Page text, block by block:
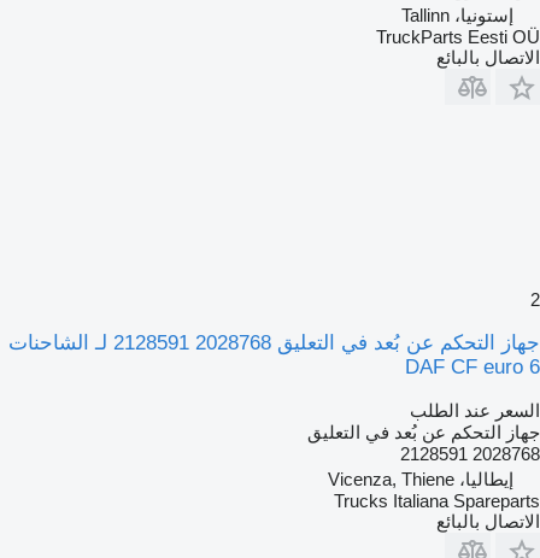
إستونيا، Tallinn
TruckParts Eesti OÜ
الاتصال بالبائع
2
جهاز التحكم عن بُعد في التعليق 2028768 2128591 لـ الشاحنات
DAF CF euro 6
السعر عند الطلب
جهاز التحكم عن بُعد في التعليق
2028768 2128591
إيطاليا، Vicenza, Thiene
Trucks Italiana Spareparts
الاتصال بالبائع